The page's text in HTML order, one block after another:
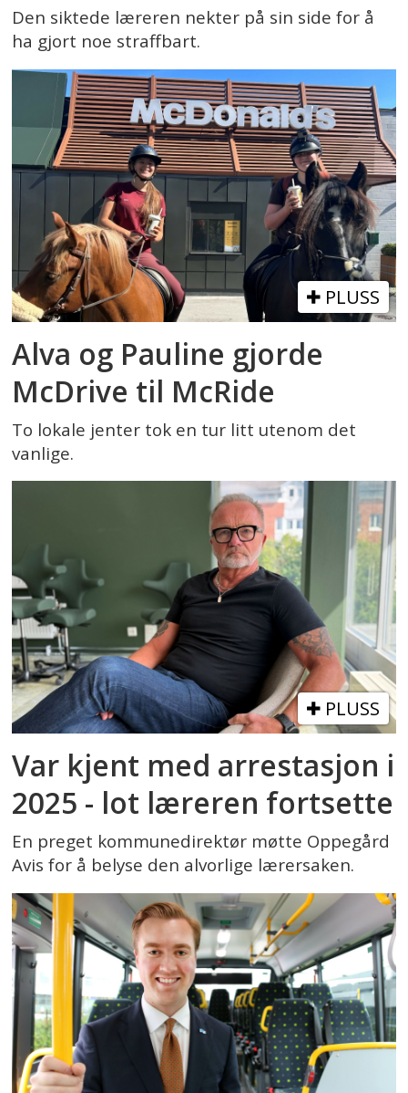
Den siktede læreren nekter på sin side for å
ha gjort noe straffbart.
PLUSS
Alva og Pauline gjorde
McDrive til McRide
To lokale jenter tok en tur litt utenom det
vanlige.
PLUSS
Var kjent med arrestasjon i
2025 - lot læreren fortsette
En preget kommunedirektør møtte Oppegård
Avis for å belyse den alvorlige lærersaken.